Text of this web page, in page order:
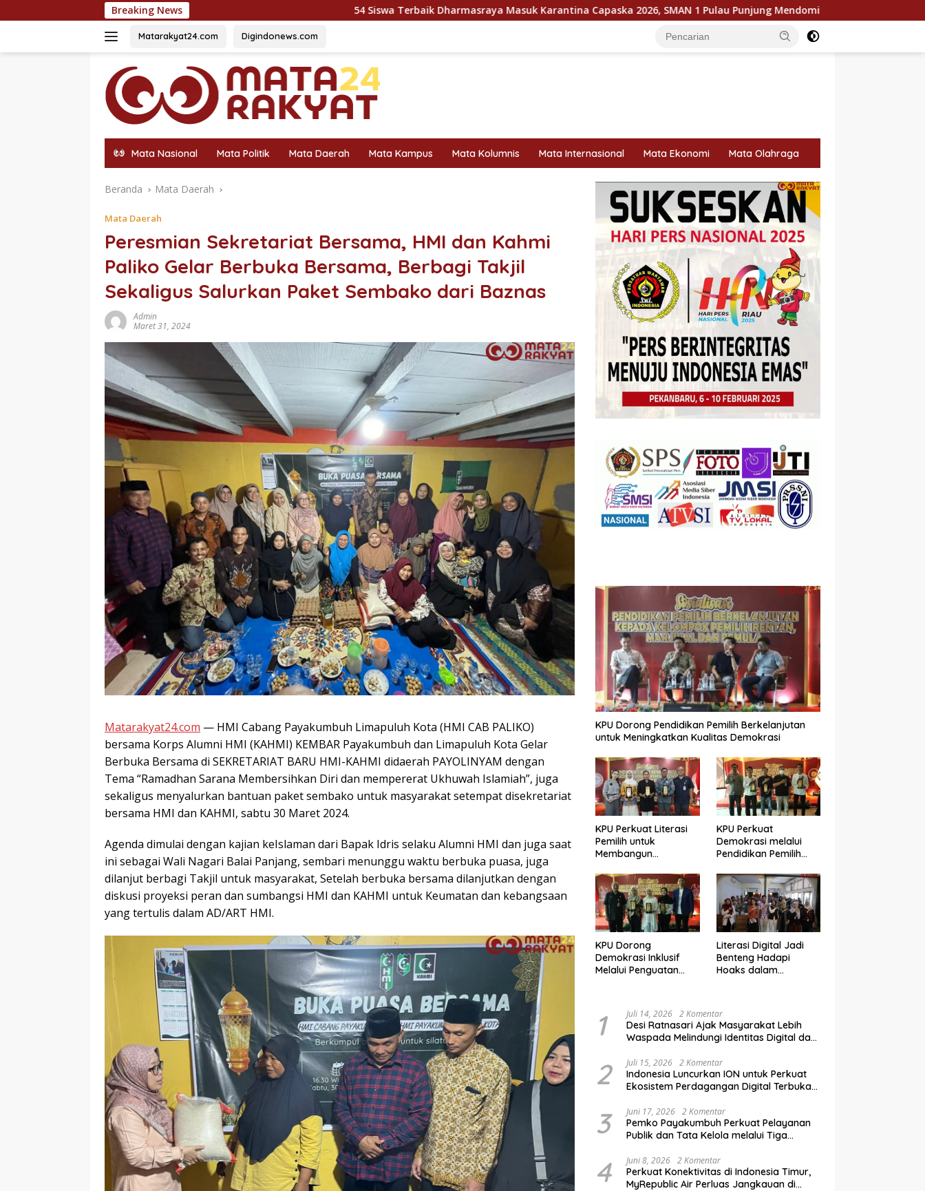
ke
Breaking News 54 Siswa Terbaik Dharmasraya Masuk Karantina Capaska 2026, SMAN 1 Pulau Punjung Mendominasi KPU Dorong Pemilih Cerdas,
Matarakyat24.com Digindonews.com
Mata Nasional Mata Politik Mata Daerah Mata Kampus Mata Kolumnis Mata Internasional Mata Ekonomi Mata Olahraga
Beranda Mata Daerah
Mata Daerah
Peresmian Sekretariat Bersama, HMI dan Kahmi
Paliko Gelar Berbuka Bersama, Berbagi Takjil
Sekaligus Salurkan Paket Sembako dari Baznas
Admin
Maret 31, 2024
Matarakyat24.com — HMI Cabang Payakumbuh Limapuluh Kota (HMI CAB PALIKO)
bersama Korps Alumni HMI (KAHMI) KEMBAR Payakumbuh dan Limapuluh Kota Gelar
Berbuka Bersama di SEKRETARIAT BARU HMI-KAHMI didaerah PAYOLINYAM dengan
Tema “Ramadhan Sarana Membersihkan Diri dan mempererat Ukhuwah Islamiah”, juga
sekaligus menyalurkan bantuan paket sembako untuk masyarakat setempat disekretariat
bersama HMI dan KAHMI, sabtu 30 Maret 2024.
Agenda dimulai dengan kajian keIslaman dari Bapak Idris selaku Alumni HMI dan juga saat
ini sebagai Wali Nagari Balai Panjang, sembari menunggu waktu berbuka puasa, juga
dilanjut berbagi Takjil untuk masyarakat, Setelah berbuka bersama dilanjutkan dengan
diskusi proyeksi peran dan sumbangsi HMI dan KAHMI untuk Keumatan dan kebangsaan
yang tertulis dalam AD/ART HMI.
KPU Dorong Pendidikan Pemilih Berkelanjutan
untuk Meningkatkan Kualitas Demokrasi
KPU Perkuat Literasi
Pemilih untuk
Membangun
Berkualitas
KPU Perkuat
Demokrasi melalui
Pendidikan Pemilih
Kelompok Rentan,
Marjinal, dan Pemula
KPU Dorong
Demokrasi Inklusif
Melalui Penguatan
Literasi Digital Jadi
Benteng Hadapi
Hoaks dalam
1 Juli 14, 2026 2 Komentar
Desi Ratnasari Ajak Masyarakat Lebih
Waspada Melindungi Identitas Digital dan
2 Juli 15, 2026 2 Komentar
Indonesia Luncurkan ION untuk Perkuat
Ekosistem Perdagangan Digital Terbuka
3 Juni 17, 2026 2 Komentar
Pemko Payakumbuh Perkuat Pelayanan
Publik dan Tata Kelola melalui Tiga
4 Juni 8, 2026 2 Komentar
Perkuat Konektivitas di Indonesia Timur,
MyRepublic Air Perluas Jangkauan di